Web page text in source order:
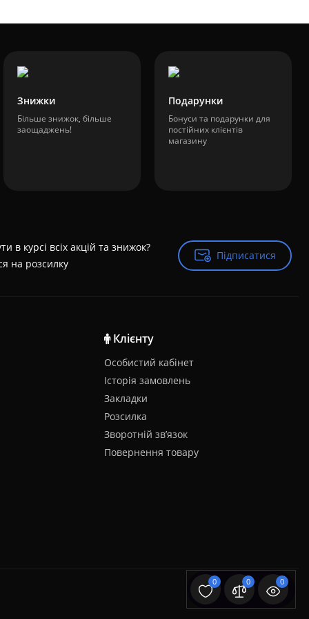
0 0 0
Знижки
Більше знижок, більше
заощаджень!
Подарунки
Бонуси та подарунки для
постійних клієнтів
магазину
в курсі всіх акцій та знижок?
на розсилку
Підписатися
Підписатися
Клієнту
Особистий кабінет
Історія замовлень
Закладки
Розсилка
Зворотній зв’язок
Повернення товару
SGK.com.ua © 2026